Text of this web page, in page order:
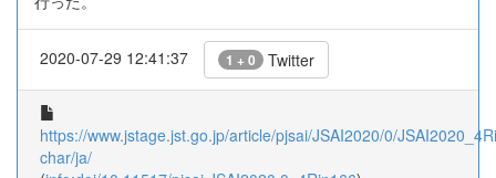
2020-07-29 12:41:37 1 + 0 Twitter
https://www.jstage.jst.go.jp/article/pjsai/JSAI2020/0/
char/ja/